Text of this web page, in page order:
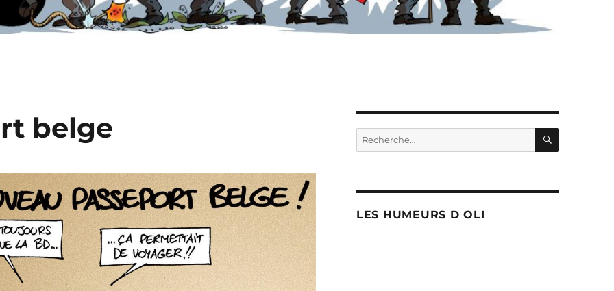
belge
Recherche
pour :
LES HUMEURS D OLI